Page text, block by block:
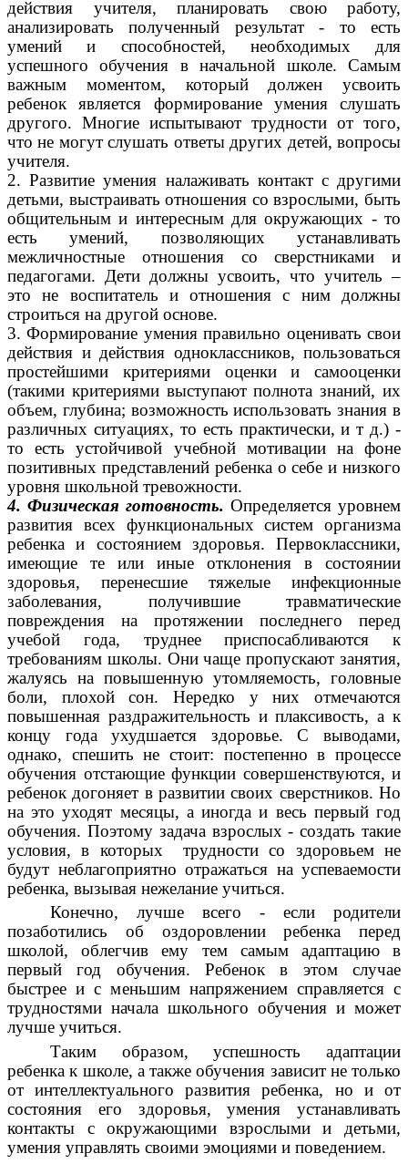
действия учителя, планировать свою работу,
анализировать полученный результат - то есть
умений и способностей, необходимых для
успешного обучения в начальной школе. Самым
важным моментом, который должен усвоить
ребенок является формирование умения слушать
другого. Многие испытывают трудности от того,
что не могут слушать ответы других детей, вопросы
учителя.
2. Развитие умения налаживать контакт с другими
детьми, выстраивать отношения со взрослыми, быть
общительным и интересным для окружающих - то
есть умений, позволяющих устанавливать
межличностные отношения со сверстниками и
педагогами. Дети должны усвоить, что учитель –
это не воспитатель и отношения с ним должны
строиться на другой основе.
3. Формирование умения правильно оценивать свои
действия и действия одноклассников, пользоваться
простейшими критериями оценки и самооценки
(такими критериями выступают полнота знаний, их
объем, глубина; возможность использовать знания в
различных ситуациях, то есть практически, и т д.) -
то есть устойчивой учебной мотивации на фоне
позитивных представлений ребенка о себе и низкого
уровня школьной тревожности.
4. Физическая готовность. Определяется уровнем
развития всех функциональных систем организма
ребенка и состоянием здоровья. Первоклассники,
имеющие те или иные отклонения в состоянии
здоровья, перенесшие тяжелые инфекционные
заболевания, получившие травматические
повреждения на протяжении последнего перед
учебой года, труднее приспосабливаются к
требованиям школы. Они чаще пропускают занятия,
жалуясь на повышенную утомляемость, головные
боли, плохой сон. Нередко у них отмечаются
повышенная раздражительность и плаксивость, а к
концу года ухудшается здоровье. С выводами,
однако, спешить не стоит: постепенно в процессе
обучения отстающие функции совершенствуются, и
ребенок догоняет в развитии своих сверстников. Но
на это уходят месяцы, а иногда и весь первый год
обучения. Поэтому задача взрослых - создать такие
условия, в которых трудности со здоровьем не
будут неблагоприятно отражаться на успеваемости
ребенка, вызывая нежелание учиться.
Конечно, лучше всего - если родители
позаботились об оздоровлении ребенка перед
школой, облегчив ему тем самым адаптацию в
первый год обучения. Ребенок в этом случае
быстрее и с меньшим напряжением справляется с
трудностями начала школьного обучения и может
лучше учиться.
Таким образом, успешность адаптации
ребенка к школе, а также обучения зависит не только
от интеллектуального развития ребенка, но и от
состояния его здоровья, умения устанавливать
контакты с окружающими взрослыми и детьми,
умения управлять своими эмоциями и поведением.